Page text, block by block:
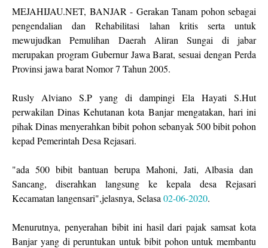
MEJAHIJAU.NET, BANJAR - Gerakan Tanam pohon sebagai
pengendalian dan Rehabilitasi lahan kritis serta untuk
mewujudkan Pemulihan Daerah Aliran Sungai di jabar
merupakan program Gubernur Jawa Barat, sesuai dengan Perda
Provinsi jawa barat Nomor 7 Tahun 2005.
Rusly Alviano S.P yang di dampingi Ela Hayati S.Hut
perwakilan Dinas Kehutanan kota Banjar mengatakan, hari ini
pihak Dinas menyerahkan bibit pohon sebanyak 500 bibit pohon
kepad Pemerintah Desa Rejasari.
"ada 500 bibit bantuan berupa Mahoni, Jati, Albasia dan
Sancang, diserahkan langsung ke kepala desa Rejasari
Kecamatan langensari",jelasnya, Selasa 02-06-2020.
Menurutnya, penyerahan bibit ini hasil dari pajak samsat kota
Banjar yang di peruntukan untuk bibit pohon untuk membantu